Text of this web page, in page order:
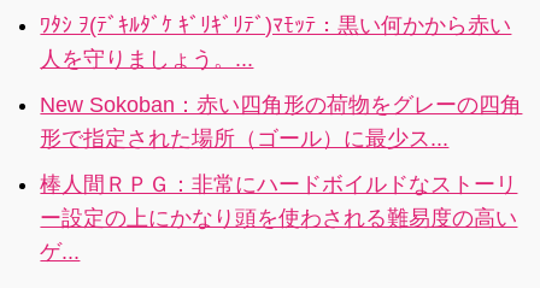
いひよこだけ
しかいませ
ﾜﾀｼ ｦ(ﾃﾞｷﾙﾀﾞｹ ｷﾞﾘｷﾞﾘﾃﾞ)ﾏﾓｯﾃ：黒い何かから赤い
人を守りましょう。...
New Sokoban：赤い四角形の荷物をグレーの四角
形で指定された場所（ゴール）に最少ス...
棒人間ＲＰＧ：非常にハードボイルドなストーリ
ー設定の上にかなり頭を使わされる難易度の高い
ゲ...